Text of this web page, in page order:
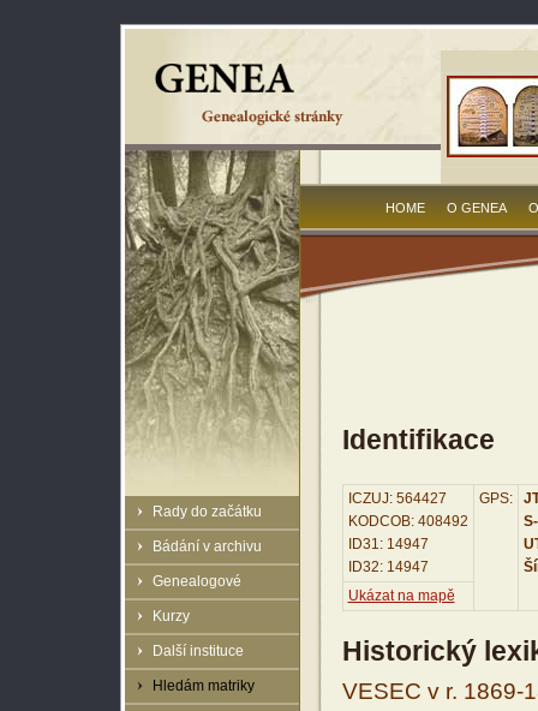
Rady do začátku
Bádání v archivu
Genealogové
Kurzy
Další instituce
Hledám matriky
HOME O GENEA
Identifikace
ICZUJ: 564427
KODCOB: 408492
ID31: 14947
ID32: 14947
GPS:
Ukázat na mapě
Historický
VESEC v r. 1869-